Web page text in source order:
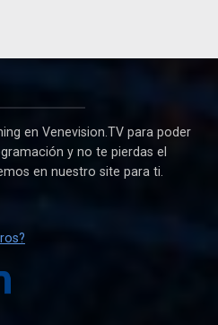
en Venevision.TV para poder
y no te pierdas el
en nuestro site para ti.